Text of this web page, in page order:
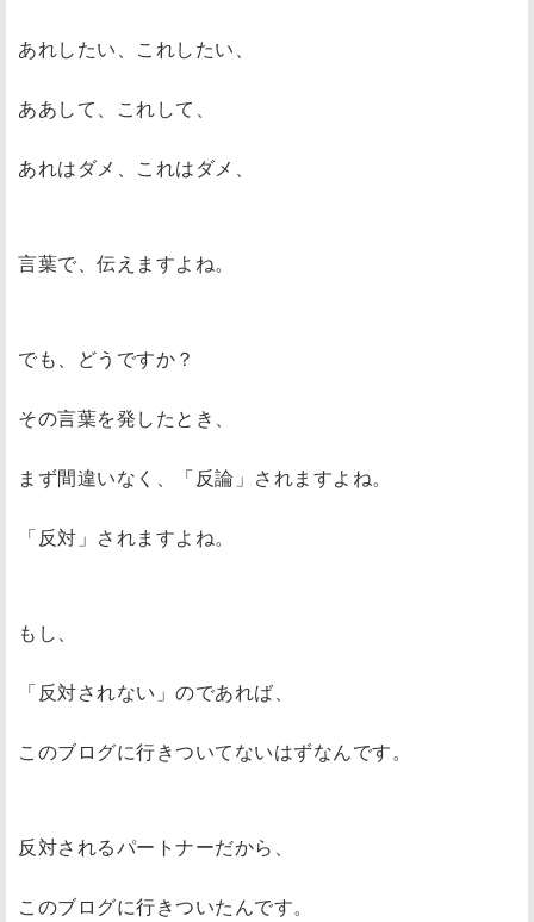
あれしたい、これしたい、
ああして、これして、
あれはダメ、これはダメ、
言葉で、伝えますよね。
でも、どうですか？
その言葉を発したとき、
まず間違いなく、「反論」されますよね。
「反対」されますよね。
もし、
「反対されない」のであれば、
このブログに行きついてないはずなんです。
反対されるパートナーだから、
このブログに行きついたんです。